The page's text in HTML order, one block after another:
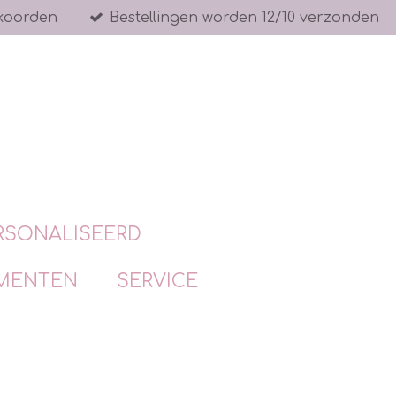
Bestellingen worden 12/10 verzonden
SERVICE